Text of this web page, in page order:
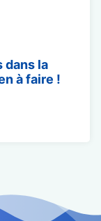
dans la
à faire !